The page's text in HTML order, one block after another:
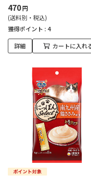
470円
(送料別・税込)
獲得ポイント : 4
詳細 カートに入れ